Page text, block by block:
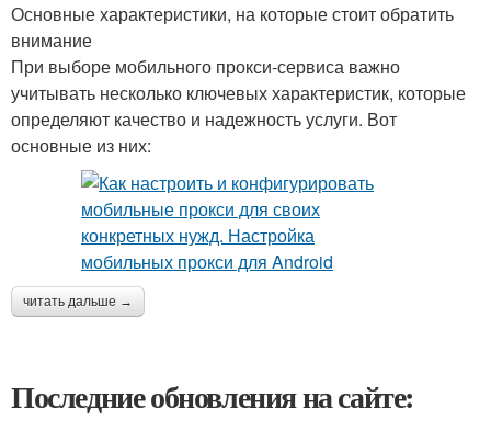
Основные характеристики, на которые стоит обратить
внимание
При выборе мобильного прокси-сервиса важно
учитывать несколько ключевых характеристик, которые
определяют качество и надежность услуги. Вот
основные из них:
читать дальше →
Последние обновления на сайте: